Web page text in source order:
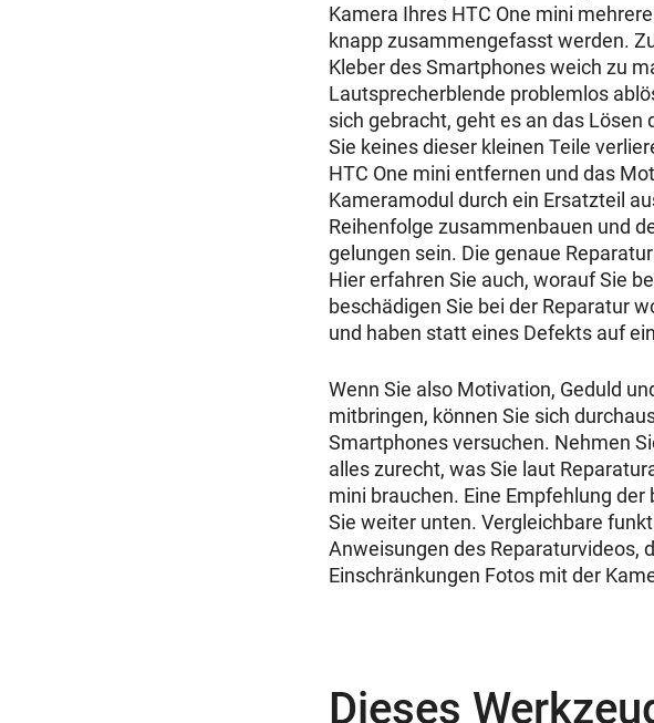
Kamera Ihres HTC One mini
knapp zusammengefasst werden.
Kleber des Smartphones weich zu
Lautsprecherblende problemlos
sich gebracht, geht es an das
Sie keines dieser kleinen Teile
HTC One mini entfernen und das
Kameramodul durch ein Ersatzteil
Reihenfolge zusammenbauen und
gelungen sein. Die genaue
Hier erfahren Sie auch, worauf Sie
beschädigen Sie bei der Reparatur
und haben statt eines Defekts auf
Wenn Sie also Motivation, Geduld
mitbringen, können Sie sich
Smartphones versuchen. Nehmen
alles zurecht, was Sie laut
mini brauchen. Eine Empfehlung
Sie weiter unten. Vergleichbare
Anweisungen des Reparaturvideos,
Einschränkungen Fotos mit der
Dieses